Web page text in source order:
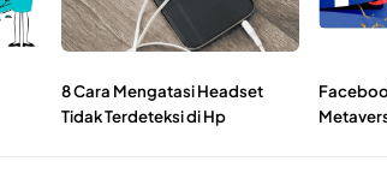
8 Cara Mengatasi Headset
Tidak Terdeteksi di Hp